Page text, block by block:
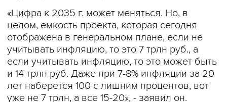
«Цифра к 2035 г. может меняться. Но, в
целом, емкость проекта, которая сегодня
отображена в генеральном плане, если не
учитывать инфляцию, то это 7 трлн руб., а
если учитывать инфляцию, то это может быть
и 14 трлн руб. Даже при 7-8% инфляции за 20
лет наберется 100 с лишним процентов, вот
уже не 7 трлн, а все 15-20», - заявил он.